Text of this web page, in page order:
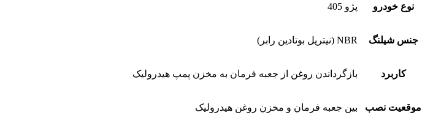
نوع خودرو پژو 405
جنس شیلنگ NBR (نیتریل بوتادین رابر)
کاربرد بازگرداندن روغن از جعبه فرمان به مخزن پمپ هیدرولیک
موقعیت نصب بین جعبه فرمان و مخزن روغن هیدرولیک